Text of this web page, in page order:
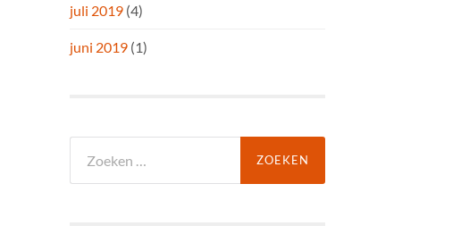
juli 2019 (4)
juni 2019 (1)
naar: